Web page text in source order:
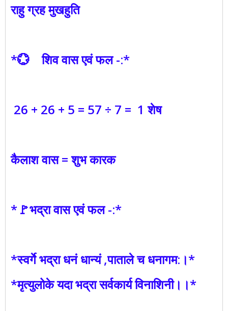
राहु ग्रह मुखहुति
*💮 शिव वास एवं फल -:*
26 + 26 + 5 = 57 ÷ 7 = 1 शेष
कैलाश वास = शुभ कारक
*🚩भद्रा वास एवं फल -:*
*स्वर्गे भद्रा धनं धान्यं ,पाताले च धनागम:।*
*मृत्युलोके यदा भद्रा सर्वकार्य विनाशिनी।।*